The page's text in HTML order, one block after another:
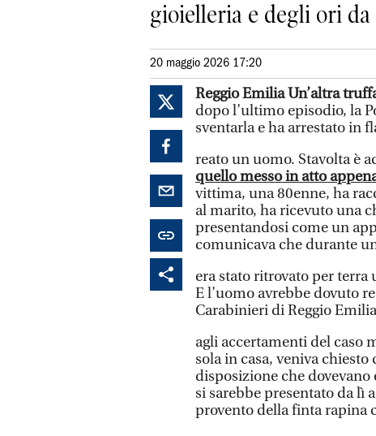
gioielleria e degli ori
20 maggio 2026 17:20
Reggio Emilia Un’altra
dopo l’ultimo episodio, la
sventarla e ha arrestato in
reato un uomo. Stavolta è
quello messo in atto
vittima, una 80enne, ha
al marito, ha ricevuto una
presentandosi come un
comunicava che durante
era stato ritrovato per
E l’uomo avrebbe dovuto
Carabinieri di Reggio
agli accertamenti del caso
sola in casa, veniva
disposizione che dovevano
si sarebbe presentato da lì
provento della finta rapina